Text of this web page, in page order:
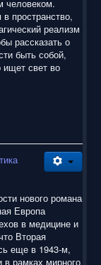
человеком.
пространство,
реализм
рассказать о
быть собой,
ищет свет во
нового романа
Европа
в медицине и
Вторая
еще в 1943-м,
в рамках мирного